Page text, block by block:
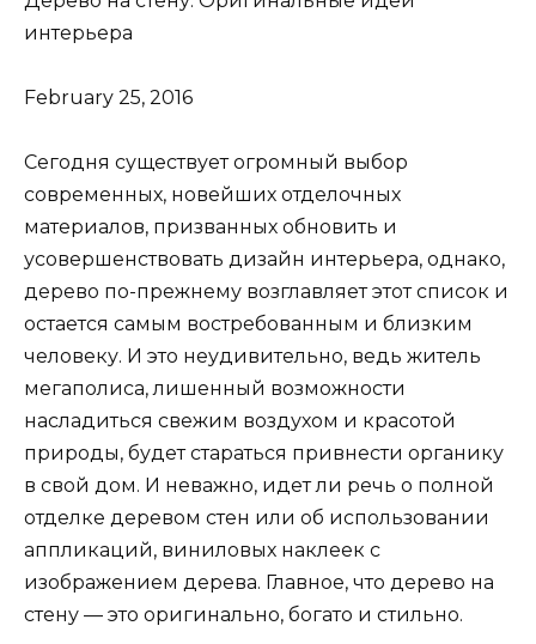
интерьера
February 25, 2016
Сегодня существует огромный выбор
современных, новейших отделочных
материалов, призванных обновить и
усовершенствовать дизайн интерьера, однако,
дерево по-прежнему возглавляет этот список и
остается самым востребованным и близким
человеку. И это неудивительно, ведь житель
мегаполиса, лишенный возможности
насладиться свежим воздухом и красотой
природы, будет стараться привнести органику
в свой дом. И неважно, идет ли речь о полной
отделке деревом стен или об использовании
аппликаций, виниловых наклеек с
изображением дерева. Главное, что дерево на
стену — это оригинально, богато и стильно.